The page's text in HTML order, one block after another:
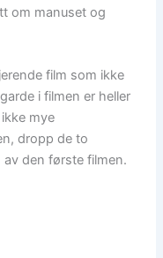
om manuset og
film som ikke
i filmen er heller
mye
dropp de to
den første filmen.